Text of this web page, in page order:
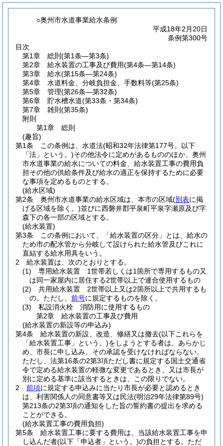
○奥州市水道事業給水条例
平成18年2月20日
条例第300号
目次
第1章
総則 (第1条―第3条)
第2章
給水装置の工事及び費用(第4条―第14条)
第3章
給水(第15条―第24条)
第4章
水道料金、分岐負担金、手数料等(第25条)
第5章
管理(第26条―第32条)
第6章
貯水槽水道(第33条・第34条)
第7章
雑則 (第35条)
附則
第1章
総則
(趣旨)
第1条
この条例は、水道法(昭和32年法律第177号。以下
「法」という。)その他法令に定めがあるもののほか、奥州
市水道事業の給水についての料金、給水装置工事の費用負
担その他の供給条件及び給水の適正を保持するために必要
な事項を定めるものとする。
(給水区域)
第2条
奥州市水道事業の給水区域は、本市の区域(別表に掲
げる区域を除く。)並びに西磐井郡平泉町平泉字瀬原及び字
森下の各一部の区域とする。
(給水装置)
第3条
この条例において、「給水装置の区分」とは、給水の
ため市の配水管から分岐して設けられた給水管及びこれに
直結する給水用具をいう。
2
給水装置は、次のとおりとする。
(1)
専用給水装置 1世帯若しくは1箇所で専用するもの又
は同一家屋内に居住する2世帯以上で連合使用するもの
(2)
共用給水装置 2世帯以上又は2箇所以上で共用するも
の。 ただし、 前号に規定するものを除く。
(3)
私設消火栓 消防用に使用するもの
第2章
給水装置の工事及び費用
(給水装置の新設等の申込み)
第4条
給水装置の新設、改造、修繕又は撤去(以下これらを
「給水装置工事」という。)をしようとする者は、あらかじ
め、市長に申し込み、その承認を受けなければならない。
ただし、法第16条の2第3項ただし書に規定する国土交通省
令で定める給水装置の軽微な変更であるとき、又は市長が
別に定める基準に該当するときは、この限りでない。
2
前項に規定する申込みに当たり市長が必要と認めるとき
は、利害関係人の同意書等又は民法(明治29年法律第89号)
第213条の2第3項の通知をした旨の誓約書の提出を求める
ことができる。
(給水装置工事の費用負担)
第5条
給水装置工事に要する費用は、当該給水装置工事を申
し込んだ者(以下「申込者」という。)の負担とする。 ただ